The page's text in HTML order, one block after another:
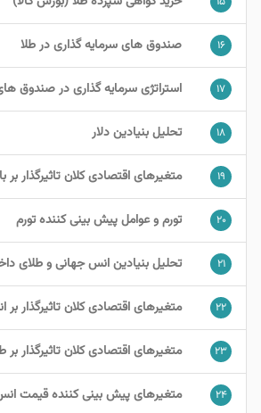
۱۶ صندوق های سرمایه گذاری در طلا
۱۷ استراتژی سرمایه گذاری در صندوق
۱۸ تحلیل بنیادین دلار
۱۹ متغیرهای اقتصادی کلان تاثیرگذار بر
۲۰ تورم و عوامل پیش بینی کننده تورم
۲۱ تحلیل بنیادین انس جهانی و طلای
۲۲ متغیرهای اقتصادی کلان تاثیرگذار
۲۳ متغیرهای اقتصادی کلان تاثیرگذار بر
۲۴ متغیرهای پیش بینی کننده قیمت